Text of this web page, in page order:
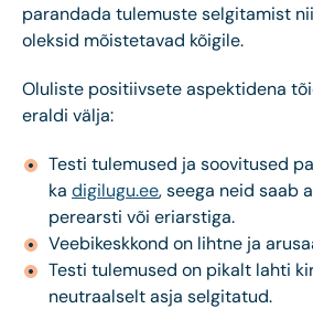
parandada tulemuste selgitamist
oleksid mõistetavad kõigile.
Oluliste positiivsete aspektidena
eraldi välja:
Testi tulemused ja soovitused
ka digilugu.ee, seega neid saab
perearsti või eriarstiga.
Veebikeskkond on lihtne ja
Testi tulemused on pikalt lahti
neutraalselt asja selgitatud.